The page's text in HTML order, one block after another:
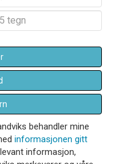
behandler mine
informasjonen gitt
informasjon,